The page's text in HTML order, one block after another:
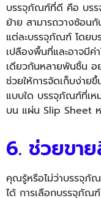
บรรจุภัณฑ์ที่ดี คือ บรร
ย้าย สามารถวางซ้อนกั
แต่ละบรรจุภัณฑ์ โดย
เปลืองพื้นที่และอาจมี
เดียวกันหลายพันชิ้น อ
ช่วยให้การจัดเก็บง่า
แบบใด บรรจุภัณฑ์ที่เห
บน แผ่น Slip Sheet ห
6. ช่วยขา
คุณรู้หรือไม่ว่าบรรจุภั
ได้ การเลือกบรรจุภัณ